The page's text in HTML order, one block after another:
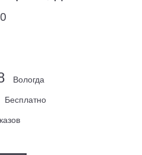
Вологда
Бесплатно